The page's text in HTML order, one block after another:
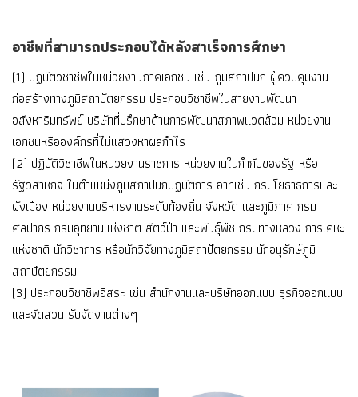
อาชีพที่สามารถประกอบได้หลังสาเร็จการศึกษา
(1) ปฏิบัติวิชาชีพในหน่วยงานภาคเอกชน เช่น ภูมิสถาปนิก ผู้ควบคุมงาน
ก่อสร้างทางภูมิสถาปัตยกรรม ประกอบวิชาชีพในสายงานพัฒนา
อสังหาริมทรัพย์ บริษัทที่ปรึกษาด้านการพัฒนาสภาพแวดล้อม หน่วยงาน
เอกชนหรือองค์กรที่ไม่แสวงหาผลกำไร
(2) ปฏิบัติวิชาชีพในหน่วยงานราชการ หน่วยงานในกำกับของรัฐ หรือ
รัฐวิสาหกิจ ในตำแหน่งภูมิสถาปนิกปฏิบัติการ อาทิเช่น กรมโยธาธิการและ
ผังเมือง หน่วยงานบริหารงานระดับท้องถิ่น จังหวัด และภูมิภาค กรม
ศิลปากร กรมอุทยานแห่งชาติ สัตว์ป่า และพันธุ์พืช กรมทางหลวง การเคหะ
แห่งชาติ นักวิชาการ หรือนักวิจัยทางภูมิสถาปัตยกรรม นักอนุรักษ์ภูมิ
สถาปัตยกรรม
(3) ประกอบวิชาชีพอิสระ เช่น สำนักงานและบริษัทออกแบบ ธุรกิจออกแบบ
และจัดสวน รับจัดงานต่างๆ